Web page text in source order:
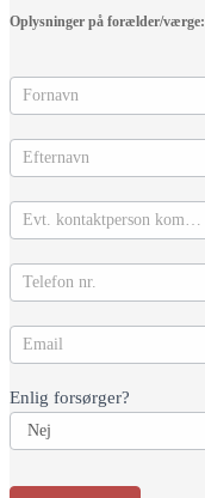
Oplysninger på forælder/værge:
Enlig forsørger?